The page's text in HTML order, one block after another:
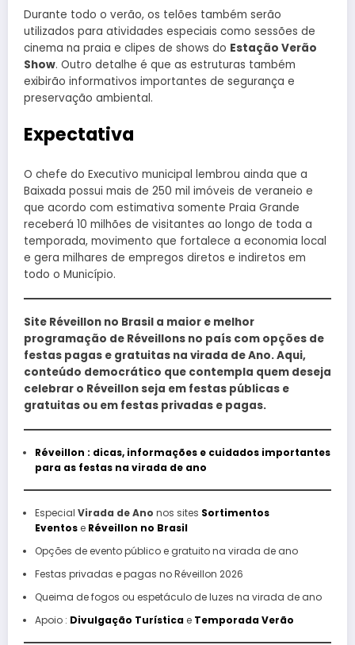
Durante todo o verão, os telões também serão
utilizados para atividades especiais como sessões de
cinema na praia e clipes de shows do Estação Verão
Show. Outro detalhe é que as estruturas também
exibirão informativos importantes de segurança e
preservação ambiental.
Expectativa
O chefe do Executivo municipal lembrou ainda que a
Baixada possui mais de 250 mil imóveis de veraneio e
que acordo com estimativa somente Praia Grande
receberá 10 milhões de visitantes ao longo de toda a
temporada, movimento que fortalece a economia local
e gera milhares de empregos diretos e indiretos em
todo o Município.
Site Réveillon no Brasil a maior e melhor
programação de Réveillons no país com opções de
festas pagas e gratuitas na virada de Ano. Aqui,
conteúdo democrático que contempla quem deseja
celebrar o Réveillon seja em festas públicas e
gratuitas ou em festas privadas e pagas.
Réveillon : dicas, informações e cuidados importantes
para as festas na virada de ano
Especial Virada de Ano nos sites Sortimentos
Eventose Réveillon no Brasil
Opções de evento público e gratuito na virada de ano
Festas privadas e pagas no Réveillon 2026
Queima de fogos ou espetáculo de luzes na virada de ano
Apoio : Divulgação Turísticae Temporada Verão